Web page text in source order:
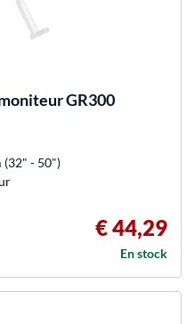
GR300
(32" - 50")
€ 44,29
En stock